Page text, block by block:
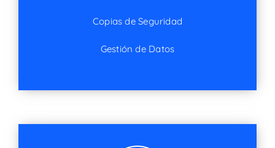
Copias de Seguridad
Gestión de Datos